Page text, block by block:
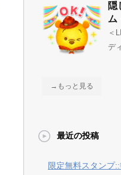
隠
ム
＜
デ
→もっと見る
最近の投稿
限定無料スタンプ